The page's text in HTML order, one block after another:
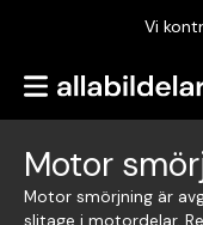
Vi
Vi
Motor
Motor smörjning är
slitage i motordelar.